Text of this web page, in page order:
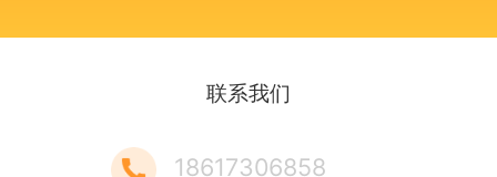
联系我们
18617306858